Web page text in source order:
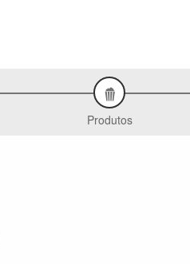
Produtos